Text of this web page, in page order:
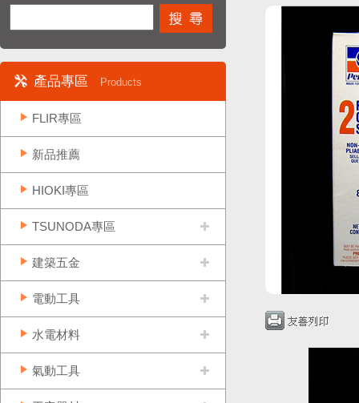
產品專區 Products
FLIR專區
新品推薦
HIOKI專區
TSUNODA專區
建築五金
電動工具
水電材料
氣動工具